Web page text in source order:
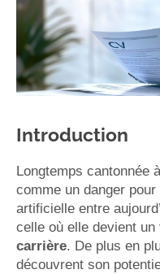
Introduction
Longtemps cantonnée
comme un danger pour
artificielle entre
celle où elle devient un
carrière. De plus en
découvrent son